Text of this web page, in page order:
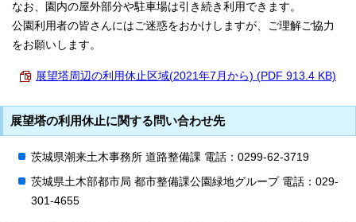
なお、園内の屋外部分や駐車場は引き続き利用できます。
公園利用者の皆さんにはご迷惑をおかけしますが、ご理解ご協力
をお願いします。
展望塔周辺の利用休止区域(2021年7月から) (PDF 913.4 KB)
展望塔の利用休止に関する問い合わせ先
茨城県潮来土木事務所 道路整備課 電話：0299-62-3719
茨城県土木部都市局 都市整備課公園緑地グループ 電話：029-
301-4655